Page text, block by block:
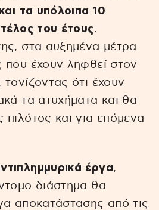
τα υπόλοιπα 10
του έτους.
στα αυξημένα μέτρα
που έχουν ληφθεί στον
ότι έχουν
τα ατυχήματα και θα
και για επόμενα
έργα,
διάστημα θα
αποκατάστασης από τις